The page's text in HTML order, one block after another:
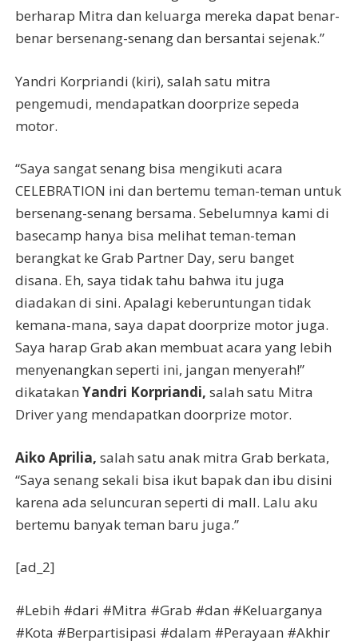
berharap Mitra dan keluarga mereka dapat benar-
benar bersenang-senang dan bersantai sejenak.”
Yandri Korpriandi (kiri), salah satu mitra
pengemudi, mendapatkan doorprize sepeda
motor.
“Saya sangat senang bisa mengikuti acara
CELEBRATION ini dan bertemu teman-teman untuk
bersenang-senang bersama. Sebelumnya kami di
basecamp hanya bisa melihat teman-teman
berangkat ke Grab Partner Day, seru banget
disana. Eh, saya tidak tahu bahwa itu juga
diadakan di sini. Apalagi keberuntungan tidak
kemana-mana, saya dapat doorprize motor juga.
Saya harap Grab akan membuat acara yang lebih
menyenangkan seperti ini, jangan menyerah!”
dikatakan Yandri Korpriandi, salah satu Mitra
Driver yang mendapatkan doorprize motor.
Aiko Aprilia, salah satu anak mitra Grab berkata,
“Saya senang sekali bisa ikut bapak dan ibu disini
karena ada seluncuran seperti di mall. Lalu aku
bertemu banyak teman baru juga.”
[ad_2]
#Lebih #dari #Mitra #Grab #dan #Keluarganya
#Kota #Berpartisipasi #dalam #Perayaan #Akhir